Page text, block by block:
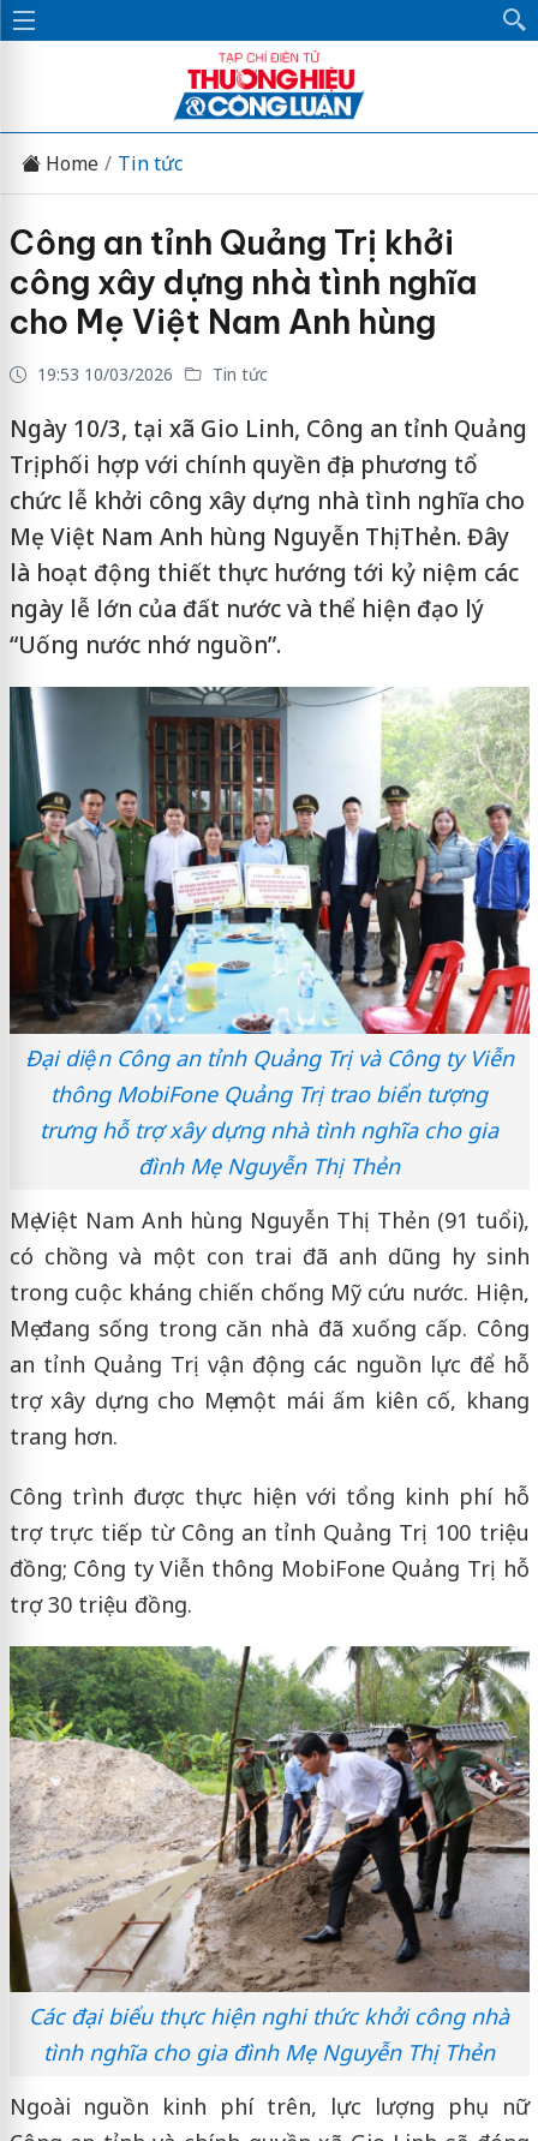
Home Tin tức
Công an tỉnh Quảng Trị khởi
công xây dựng nhà tình nghĩa
cho Mẹ Việt Nam Anh hùng
19:53 10/03/2026 Tin tức
Ngày 10/3, tại xã Gio Linh, Công an tỉnh Quảng
Trị phối hợp với chính quyền địa phương tổ
chức lễ khởi công xây dựng nhà tình nghĩa cho
Mẹ Việt Nam Anh hùng Nguyễn Thị Thẻn. Đây
là hoạt động thiết thực hướng tới kỷ niệm các
ngày lễ lớn của đất nước và thể hiện đạo lý
“Uống nước nhớ nguồn”.
Đại diện Công an tỉnh Quảng Trị và Công ty Viễn
thông MobiFone Quảng Trị trao biển tượng
trưng hỗ trợ xây dựng nhà tình nghĩa cho gia
đình Mẹ Nguyễn Thị Thẻn
Mẹ Việt Nam Anh hùng Nguyễn Thị Thẻn (91 tuổi),
có chồng và một con trai đã anh dũng hy sinh
trong cuộc kháng chiến chống Mỹ cứu nước. Hiện,
Mẹ đang sống trong căn nhà đã xuống cấp. Công
an tỉnh Quảng Trị vận động các nguồn lực để hỗ
trợ xây dựng cho Mẹ một mái ấm kiên cố, khang
trang hơn.
Công trình được thực hiện với tổng kinh phí hỗ
trợ trực tiếp từ Công an tỉnh Quảng Trị 100 triệu
đồng; Công ty Viễn thông MobiFone Quảng Trị hỗ
trợ 30 triệu đồng.
Các đại biểu thực hiện nghi thức khởi công nhà
tình nghĩa cho gia đình Mẹ Nguyễn Thị Thẻn
Ngoài nguồn kinh phí trên, lực lượng phụ nữ